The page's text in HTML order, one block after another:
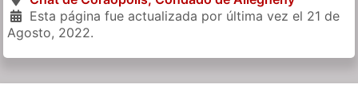
Esta página fue actualizada por última vez el 21 de
Agosto, 2022.